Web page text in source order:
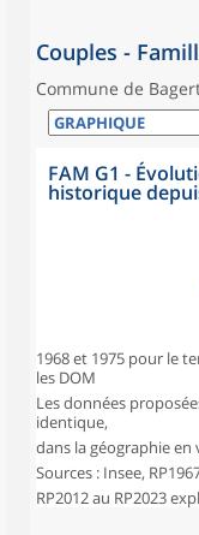
Couples -
Commune de
FAM G1 -
historique
1968 et 1975 pour le
les DOM
Les données
identique,
dans la géographie en
Sources : Insee,
RP2012 au RP2023